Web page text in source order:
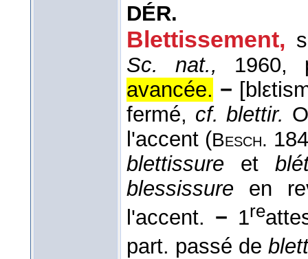
DÉR.
Blettissement,
Sc. nat.,
1960,
avancée. −
fermé, cf. blettir.
l'accent (Besch.
blettissure et
blessissure en
l'accent. − 1re
part. passé de